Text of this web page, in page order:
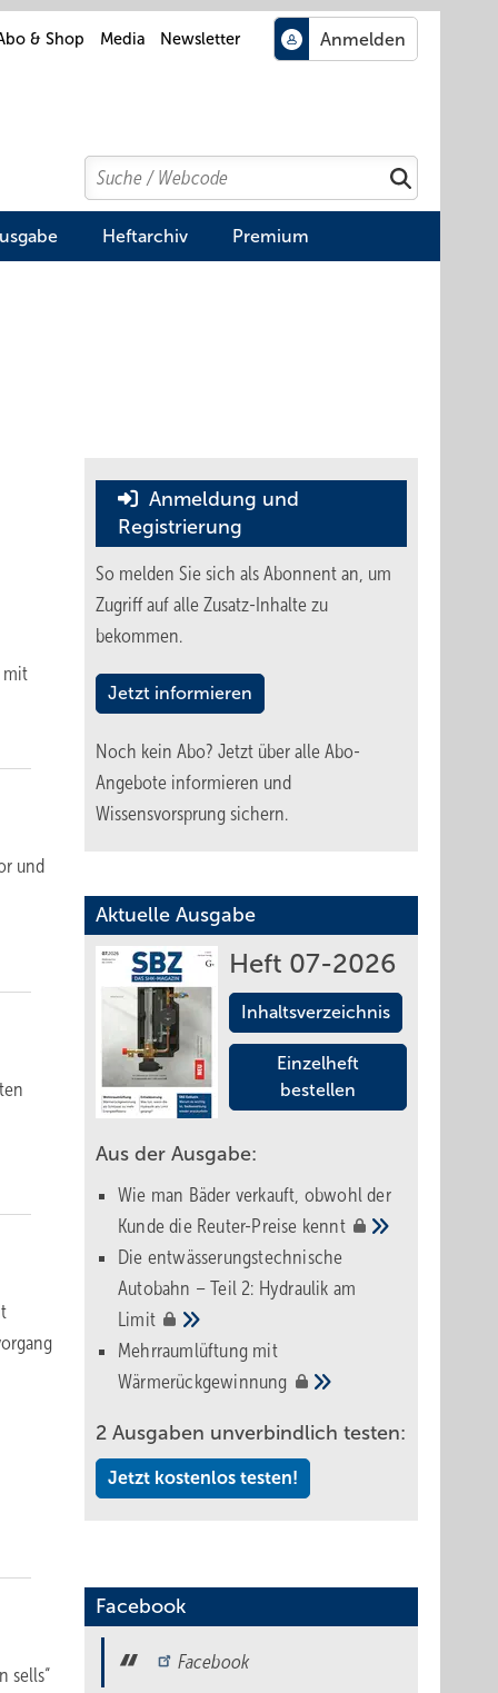
& Shop Media Newsletter
Search
Suchen
Heftarchiv Premium
mit
und
sells“
Anmeldung und
Registrierung
So melden Sie sich als Abonnent an, um
Zugriff auf alle Zusatz-Inhalte zu
bekommen.
Jetzt informieren
Noch kein Abo? Jetzt über alle Abo-
Angebote informieren und
Wissensvorsprung sichern.
Aktuelle Ausgabe
Heft 07-2026
Inhaltsverzeichnis
Einzelheft
bestellen
Aus der Ausgabe:
Wie man Bäder verkauft, obwohl der
Kunde die Reuter-Preise kennt
Die entwässerungstechnische
Autobahn – Teil 2: Hydraulik am
Limit
Mehrraumlüftung mit
Wärmerückgewinnung
2 Ausgaben unverbindlich testen:
Jetzt kostenlos testen!
Facebook
Facebook